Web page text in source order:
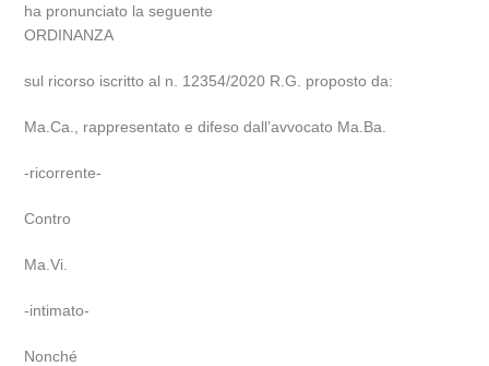
ha pronunciato la seguente
ORDINANZA
sul ricorso iscritto al n. 12354/2020 R.G. proposto da:
Ma.Ca., rappresentato e difeso dall’avvocato Ma.Ba.
-ricorrente-
Contro
Ma.Vi.
-intimato-
Nonché